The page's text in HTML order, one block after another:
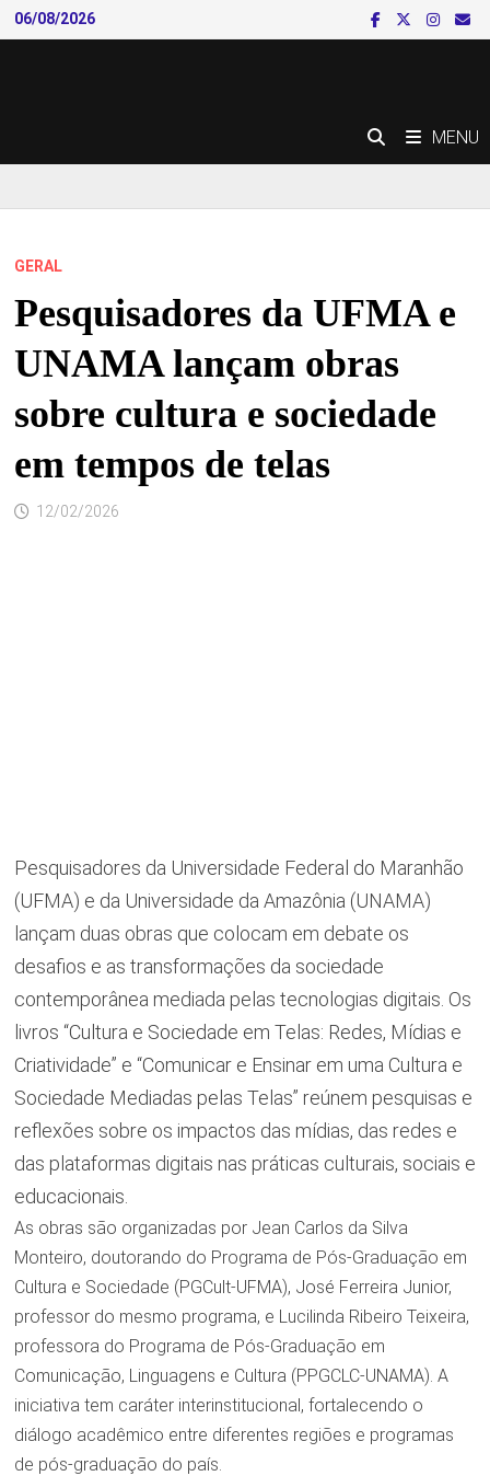
Skip
to
06/08/2026
MENU
GERAL
Pesquisadores da UFMA e
UNAMA lançam obras
sobre cultura e sociedade
em tempos de telas
12/02/2026
Pesquisadores da Universidade Federal do Maranhão
(UFMA) e da Universidade da Amazônia (UNAMA)
lançam duas obras que colocam em debate os
desafios e as transformações da sociedade
contemporânea mediada pelas tecnologias digitais. Os
livros “Cultura e Sociedade em Telas: Redes, Mídias e
Criatividade” e “Comunicar e Ensinar em uma Cultura e
Sociedade Mediadas pelas Telas” reúnem pesquisas e
reflexões sobre os impactos das mídias, das redes e
das plataformas digitais nas práticas culturais, sociais e
educacionais.
As obras são organizadas por Jean Carlos da Silva
Monteiro, doutorando do Programa de Pós-Graduação em
Cultura e Sociedade (PGCult-UFMA), José Ferreira Junior,
professor do mesmo programa, e Lucilinda Ribeiro Teixeira,
professora do Programa de Pós-Graduação em
Comunicação, Linguagens e Cultura (PPGCLC-UNAMA). A
iniciativa tem caráter interinstitucional, fortalecendo o
diálogo acadêmico entre diferentes regiões e programas
de pós-graduação do país.